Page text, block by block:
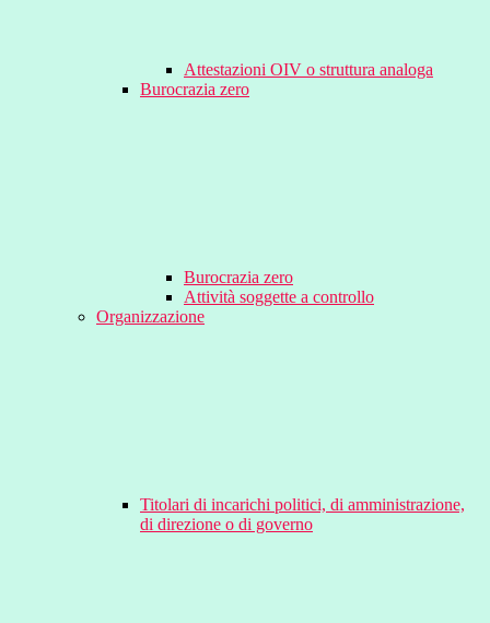
Attestazioni OIV o struttura analoga
Burocrazia zero
Burocrazia zero
Attività soggette a controllo
Organizzazione
Titolari di incarichi politici, di amministrazione,
di direzione o di governo